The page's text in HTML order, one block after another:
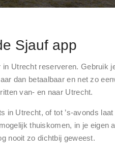
Sjauf app
Utrecht reserveren. Gebruik
dan betaalbaar en net zo
van- en naar Utrecht.
in Utrecht, of tot ’s-avonds
thuiskomen, in je eigen
nooit zo dichtbij geweest.